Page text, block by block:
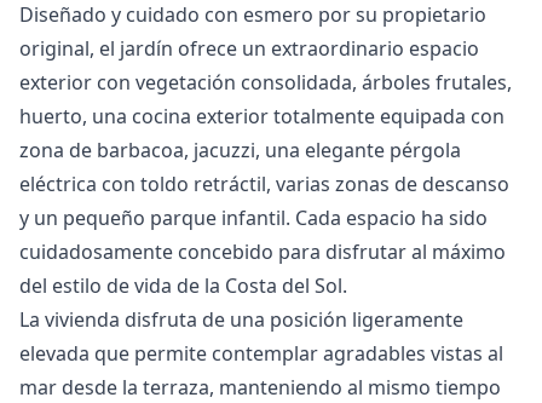
Diseñado y cuidado con esmero por su propietario
original, el jardín ofrece un extraordinario espacio
exterior con vegetación consolidada, árboles frutales,
huerto, una cocina exterior totalmente equipada con
zona de barbacoa, jacuzzi, una elegante pérgola
eléctrica con toldo retráctil, varias zonas de descanso
y un pequeño parque infantil. Cada espacio ha sido
cuidadosamente concebido para disfrutar al máximo
del estilo de vida de la Costa del Sol.
La vivienda disfruta de una posición ligeramente
elevada que permite contemplar agradables vistas al
mar desde la terraza, manteniendo al mismo tiempo